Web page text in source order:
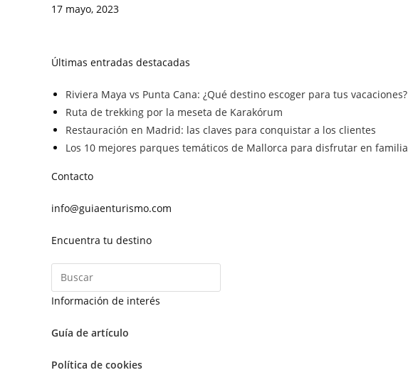
17 mayo, 2023
Últimas entradas destacadas
Riviera Maya vs Punta Cana: ¿Qué destino escoger para tus vacaciones?
Ruta de trekking por la meseta de Karakórum
Restauración en Madrid: las claves para conquistar a los clientes
Los 10 mejores parques temáticos de Mallorca para disfrutar en familia
Contacto
info@guiaenturismo.com
Encuentra tu destino
Información de interés
Guía de artículo
Política de cookies